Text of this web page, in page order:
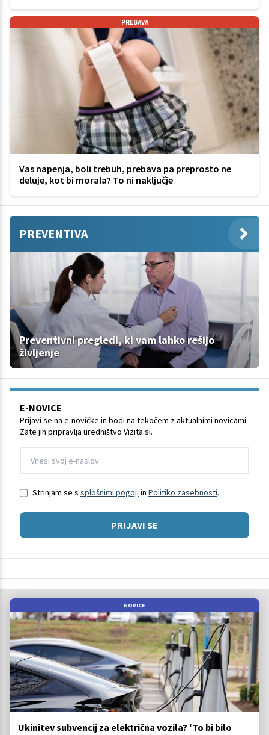
PREBAVA
Vas napenja, boli trebuh, prebava pa preprosto ne
deluje, kot bi morala? To ni naključje
PREVENTIVA
Preventivni pregledi, ki vam lahko rešijo
življenje
E-NOVICE
Prijavi se na e-novičke in bodi na tekočem z aktualnimi novicami.
Zate jih pripravlja uredništvo Vizita.si.
Strinjam se s splošnimi pogoji in Politiko zasebnosti.
PRIJAVI SE
NOVICE
Ukinitev subvencij za električna vozila? 'To bi bilo